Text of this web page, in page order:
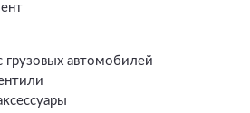
грузовых автомобилей